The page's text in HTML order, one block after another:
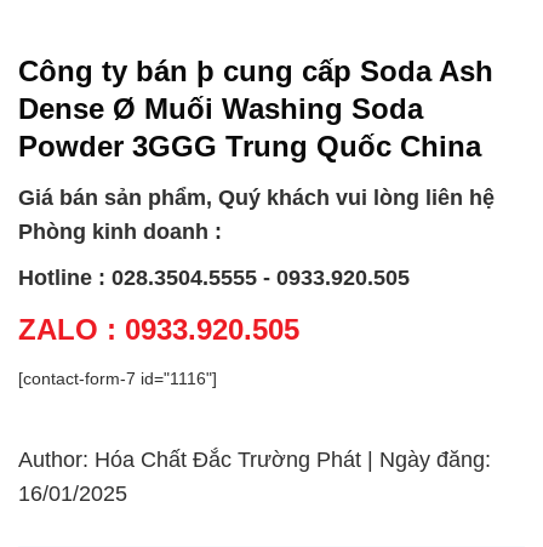
Công ty bán þ cung cấp Soda Ash
Dense Ø Muối Washing Soda
Powder 3GGG Trung Quốc China
Giá bán sản phẩm, Quý khách vui lòng liên hệ
Phòng kinh doanh :
Hotline : 028.3504.5555 - 0933.920.505
ZALO : 0933.920.505
[contact-form-7 id="1116"]
Author: Hóa Chất Đắc Trường Phát | Ngày đăng:
16/01/2025